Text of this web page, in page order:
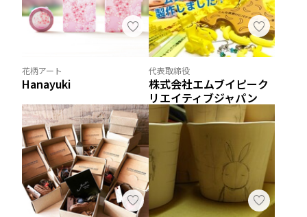
花柄アート
Hanayuki
代表取締役
株式会社エムブイピーク
リエイティブジャパン